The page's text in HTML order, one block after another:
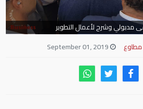
وشرح لأعمال التطوير